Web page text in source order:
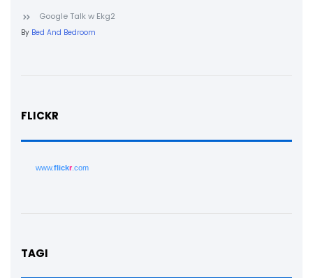
Google Talk w Ekg2
By Bed And Bedroom
FLICKR
www.flickr.com
TAGI